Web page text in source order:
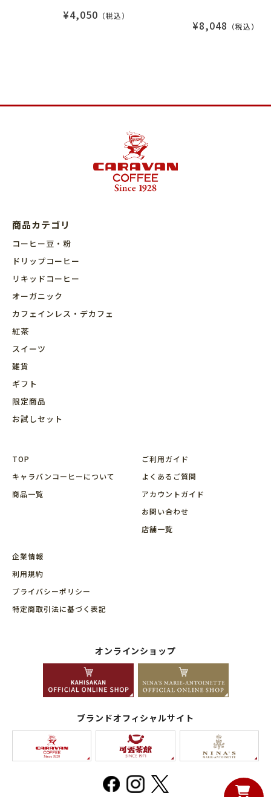
¥4,050 （税込）
¥8,048 （税込）
商品カテゴリ
コーヒー豆・粉
ドリップコーヒー
リキッドコーヒー
オーガニック
カフェインレス・デカフェ
紅茶
スイーツ
雑貨
ギフト
限定商品
お試しセット
TOP
キャラバンコーヒーについて
商品⼀覧
ご利用ガイド
よくあるご質問
アカウントガイド
お問い合わせ
店舗⼀覧
企業情報
利用規約
プライバシーポリシー
特定商取引法に基づく表記
オンラインショップ
ブランドオフィシャルサイト